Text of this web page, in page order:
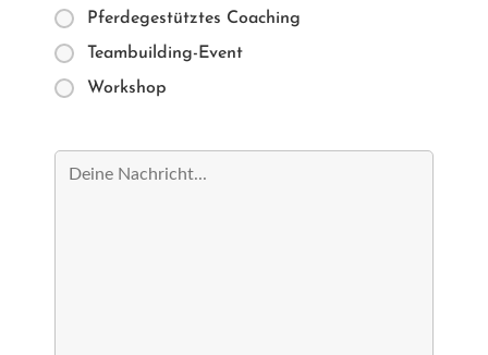
Pferdegestütztes Coaching
Teambuilding-Event
Workshop